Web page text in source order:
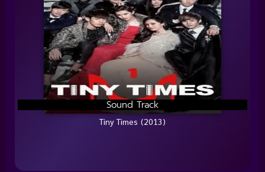
Sound Track
Tiny Times (2013)